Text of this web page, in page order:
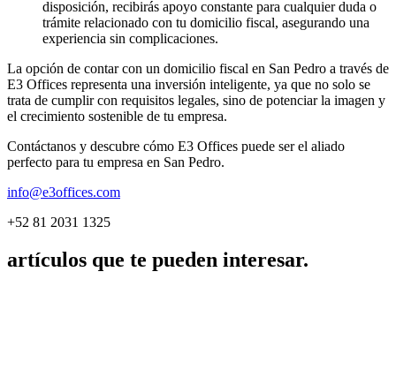
disposición, recibirás apoyo constante para cualquier duda o
trámite relacionado con tu domicilio fiscal, asegurando una
experiencia sin complicaciones.
La opción de contar con un domicilio fiscal en San Pedro a través de
E3 Offices representa una inversión inteligente, ya que no solo se
trata de cumplir con requisitos legales, sino de potenciar la imagen y
el crecimiento sostenible de tu empresa.
Contáctanos y descubre cómo E3 Offices puede ser el aliado
perfecto para tu empresa en San Pedro.
info@e3offices.com
+52 81 2031 1325
artículos que te pueden interesar.